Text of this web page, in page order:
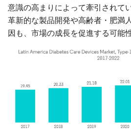
意識の高まりによって牽引されて
革新的な製品開発や高齢者・肥満
因も、市場の成長を促進する可能